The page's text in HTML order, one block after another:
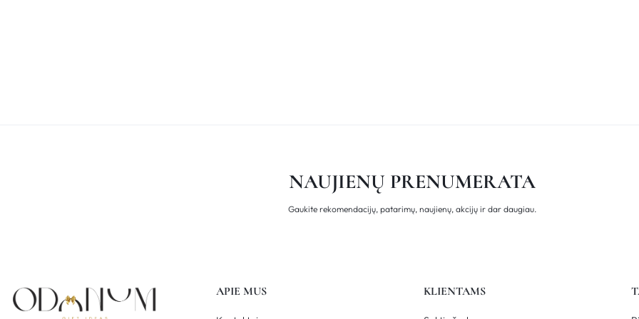
NAUJIENŲ PRENUMERATA
Gaukite rekomendacijų, patarimų, naujienų, akcijų ir dar daugiau.
APIE MUS KLIENTAMS